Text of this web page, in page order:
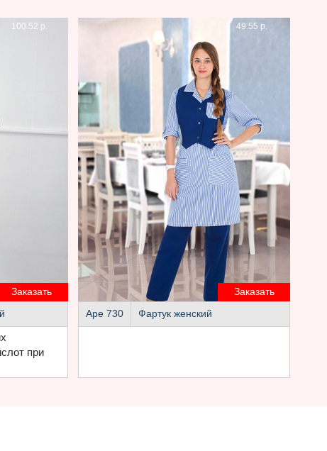
Заказать
100.52 р.
при
Заказать
49.55 р.
Аре 730 Фартук женский